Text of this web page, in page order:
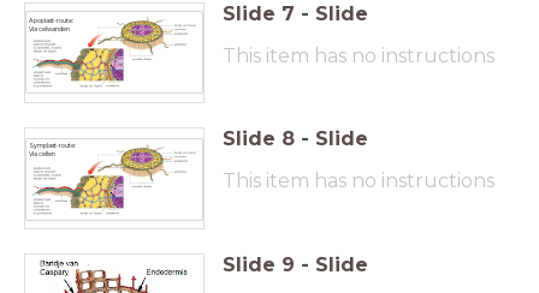
Apoplast-route:
Via celwanden
Slide 7 - Slide
This item has no instructions
Symplast-route:
Via cellen
Slide 8 - Slide
This item has no instructions
Slide 9 - Slide